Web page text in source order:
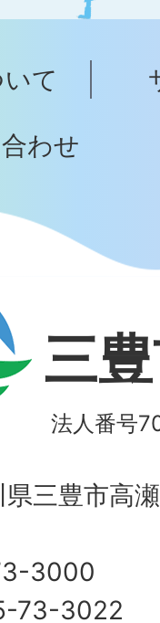
ッ
へ
て
わせ
三
法人番号
三豊市高
3000
73-3022